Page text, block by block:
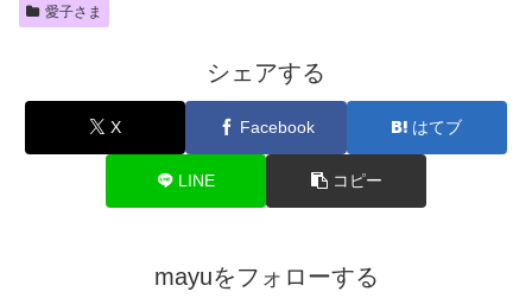
愛子さま
シェアする
X Facebook はてブ
LINE コピー
mayuをフォローする